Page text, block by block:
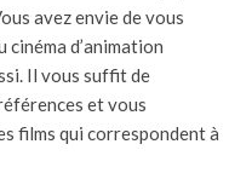
avez envie de vous
cinéma d’animation
Il vous suffit de
et vous
films qui correspondent à